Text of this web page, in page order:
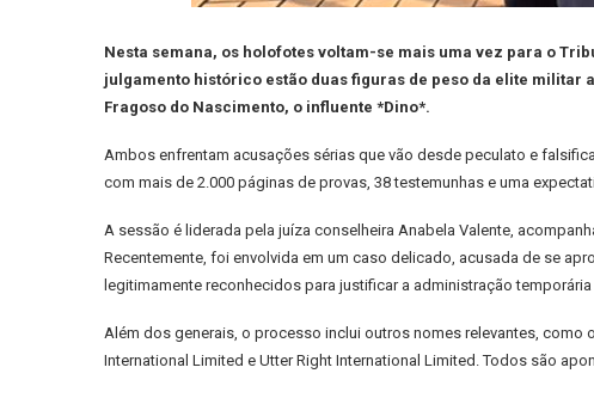
Nesta semana, os holofotes voltam-se mais uma vez para o
julgamento histórico estão duas figuras de peso da elite
Fragoso do Nascimento, o influente *Dino*.
Ambos enfrentam acusações sérias que vão desde peculato e
com mais de 2.000 páginas de provas, 38 testemunhas e uma
A sessão é liderada pela juíza conselheira Anabela Valente,
Recentemente, foi envolvida em um caso delicado, acusada de se
legitimamente reconhecidos para justificar a administração
Além dos generais, o processo inclui outros nomes relevantes, como
International Limited e Utter Right International Limited. Todos são